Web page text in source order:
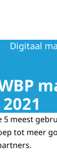
Digitaal
5 meest
tot meer